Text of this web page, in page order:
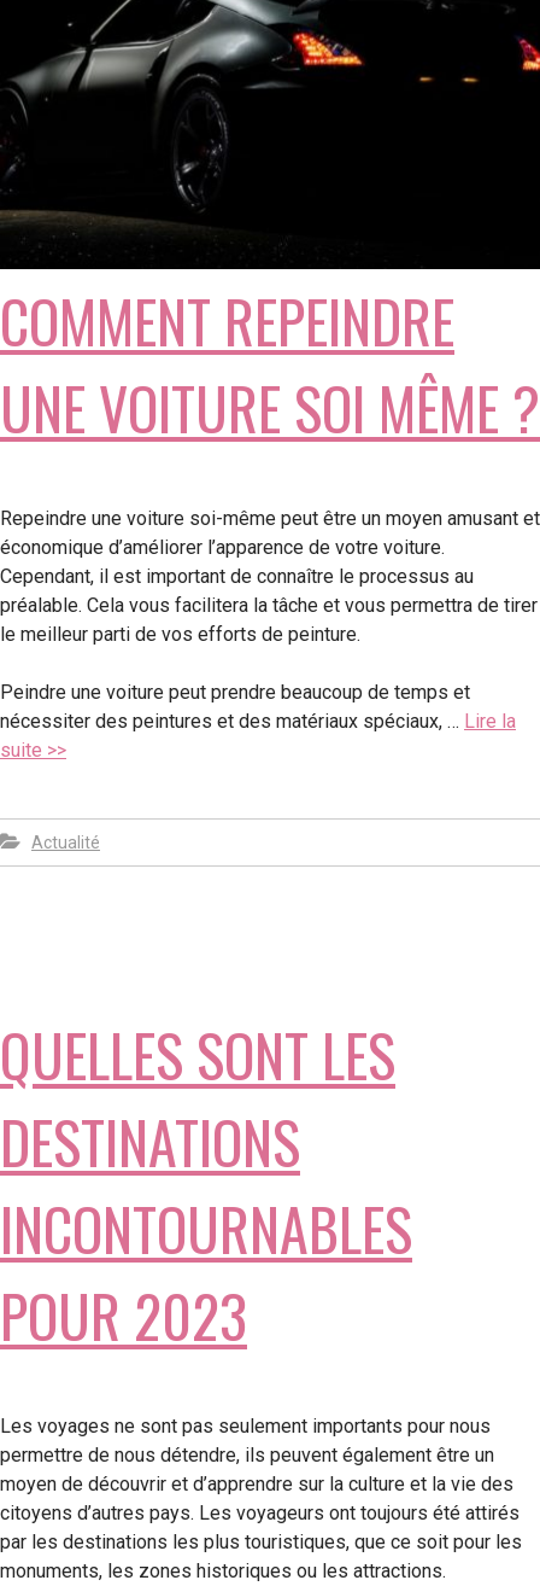
COMMENT REPEINDRE
UNE VOITURE SOI MÊME ?
Repeindre une voiture soi-même peut être un moyen amusant et
économique d’améliorer l’apparence de votre voiture.
Cependant, il est important de connaître le processus au
préalable. Cela vous facilitera la tâche et vous permettra de tirer
le meilleur parti de vos efforts de peinture.
Peindre une voiture peut prendre beaucoup de temps et
nécessiter des peintures et des matériaux spéciaux, … Lire la
suite >>
Actualité
QUELLES SONT LES
DESTINATIONS
INCONTOURNABLES
POUR 2023
Les voyages ne sont pas seulement importants pour nous
permettre de nous détendre, ils peuvent également être un
moyen de découvrir et d’apprendre sur la culture et la vie des
citoyens d’autres pays. Les voyageurs ont toujours été attirés
par les destinations les plus touristiques, que ce soit pour les
monuments, les zones historiques ou les attractions.